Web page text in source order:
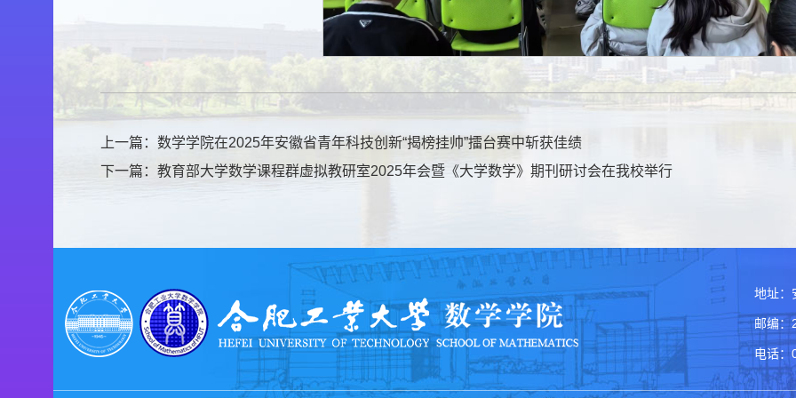
上一篇： 数学学院在2025年安徽省青年科技创新“揭榜挂帅”擂台赛中斩获佳绩
下一篇： 教育部大学数学课程群虚拟教研室2025年会暨《大学数学》期刊研讨会在我校举行
地址：
邮编：
电话：